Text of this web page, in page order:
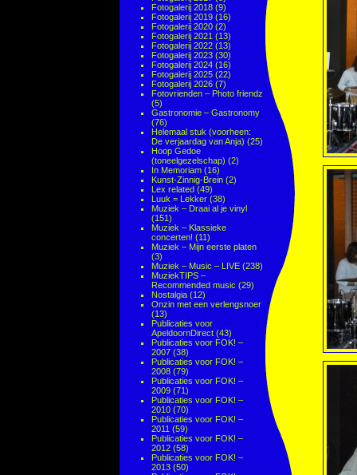
Fotogalerij 2018 (9)
Fotogalerij 2019 (16)
Fotogalerij 2020 (2)
Fotogalerij 2021 (13)
Fotogalerij 2022 (13)
Fotogalerij 2023 (30)
Fotogalerij 2024 (16)
Fotogalerij 2025 (22)
Fotogalerij 2026 (7)
Fotovrienden – Photo friendz
(5)
Gastronomie – Gastronomy
(76)
Helemaal stuk (voorheen:
De verjaardag van Anja) (25)
Hoop Gedoe
(toneelgezelschap) (2)
In Memoriam (16)
Kunst-Zinnig-Brein (2)
Lex related (49)
Luuk = Lekker (38)
Muziek – Draai al je vinyl
(151)
Muziek – Klassieke
concerten! (11)
Muziek – Mijn eerste platen
(3)
Muziek – Music – LIVE (238)
MuziekTIPS –
Recommended music (29)
Nostalgia (12)
Onzin met een verlengsnoer
(13)
Publicaties voor
ApeldoornDirect (43)
Publicaties voor FOK! –
2007 (38)
Publicaties voor FOK! –
2008 (79)
Publicaties voor FOK! –
2009 (71)
Publicaties voor FOK! –
2010 (70)
Publicaties voor FOK! –
2011 (59)
Publicaties voor FOK! –
2012 (58)
Publicaties voor FOK! –
2013 (50)